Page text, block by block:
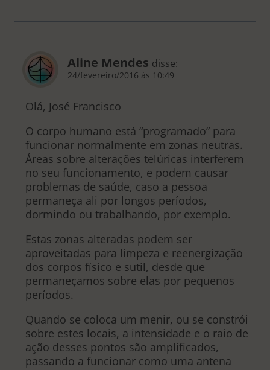
Aline Mendes disse:
24/fevereiro/2016 às 10:49
Olá, José Francisco
O corpo humano está “programado” para
funcionar normalmente em zonas neutras.
Áreas sobre alterações telúricas interferem
no seu funcionamento, e podem causar
problemas de saúde, caso a pessoa
permaneça ali por longos períodos,
dormindo ou trabalhando, por exemplo.
Estas zonas alteradas podem ser
aproveitadas para limpeza e reenergização
dos corpos físico e sutil, desde que
permaneçamos sobre elas por pequenos
períodos.
Quando se coloca um menir, ou se constrói
sobre estes locais, a intensidade e o raio de
ação desses pontos são amplificados,
passando a funcionar como uma antena